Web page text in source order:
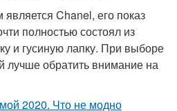
Chanel, его показ
полностью состоял из
и гусиную лапку. При выборе
лучше обратить внимание на